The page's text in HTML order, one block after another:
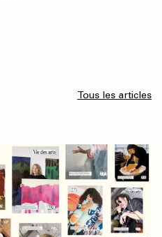
Tous les articles